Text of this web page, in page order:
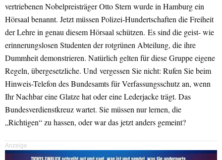
vertriebenen Nobelpreisträger Otto Stern wurde in Hamburg ein
Hörsaal benannt. Jetzt müssen Polizei-Hundertschaften die Freiheit
der Lehre in genau diesem Hörsaal schützen. Es sind die geist- wie
erinnerungslosen Studenten der rotgrünen Abteilung, die ihre
Dummheit demonstrieren. Natürlich gelten für diese Gruppe eigene
Regeln, übergesetzliche. Und vergessen Sie nicht: Rufen Sie beim
Hinweis-Telefon des Bundesamts für Verfassungsschutz an, wenn
Ihr Nachbar eine Glatze hat oder eine Lederjacke trägt. Das
Bundesverdienstkreuz wartet. Sie müssen nur lernen, die
„Richtigen“ zu hassen, oder war das jetzt anders gemeint?
Anzeige